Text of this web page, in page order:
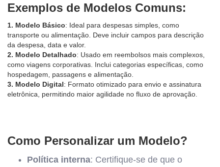
Exemplos de Modelos Comuns:
1. Modelo Básico: Ideal para despesas simples, como
transporte ou alimentação. Deve incluir campos para descrição
da despesa, data e valor.
2. Modelo Detalhado: Usado em reembolsos mais complexos,
como viagens corporativas. Inclui categorias específicas, como
hospedagem, passagens e alimentação.
3. Modelo Digital: Formato otimizado para envio e assinatura
eletrônica, permitindo maior agilidade no fluxo de aprovação.
Como Personalizar um Modelo?
Política interna: Certifique-se de que o